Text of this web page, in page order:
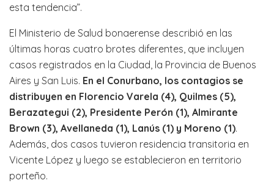
esta tendencia”.
El Ministerio de Salud bonaerense describió en las
últimas horas cuatro brotes diferentes, que incluyen
casos registrados en la Ciudad, la Provincia de Buenos
Aires y San Luis. En el Conurbano, los contagios se
distribuyen en Florencio Varela (4), Quilmes (5),
Berazategui (2), Presidente Perón (1), Almirante
Brown (3), Avellaneda (1), Lanús (1) y Moreno (1).
Además, dos casos tuvieron residencia transitoria en
Vicente López y luego se establecieron en territorio
porteño.